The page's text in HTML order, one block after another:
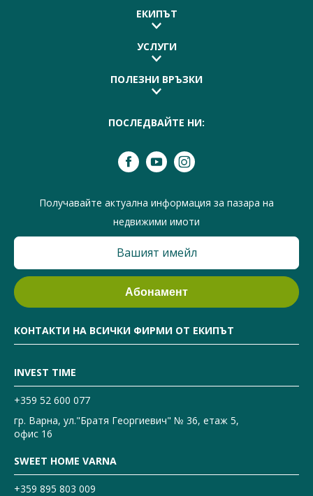
ЕКИПЪТ
УСЛУГИ
ПОЛЕЗНИ ВРЪЗКИ
ПОСЛЕДВАЙТЕ НИ:
Получавайте актуална информация за пазара на
недвижими имоти
КОНТАКТИ НА ВСИЧКИ ФИРМИ ОТ ЕКИПЪТ
INVEST TIME
+359 52 600 077
гр. Варна, ул."Братя Георгиевич" № 36, етаж 5,
офис 16
SWEET HOME VARNA
+359 895 803 009